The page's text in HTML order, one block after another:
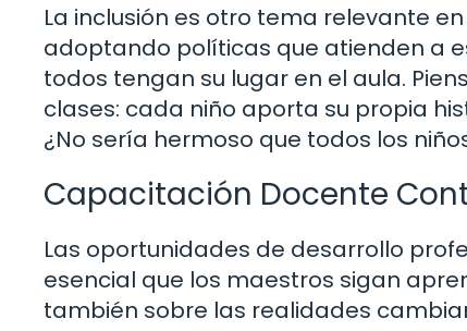
La inclusión es otro tema relevante
adoptando políticas que atienden a
todos tengan su lugar en el aula.
clases: cada niño aporta su propia
¿No sería hermoso que todos los
Capacitación Docente
Las oportunidades de desarrollo
esencial que los maestros sigan
también sobre las realidades